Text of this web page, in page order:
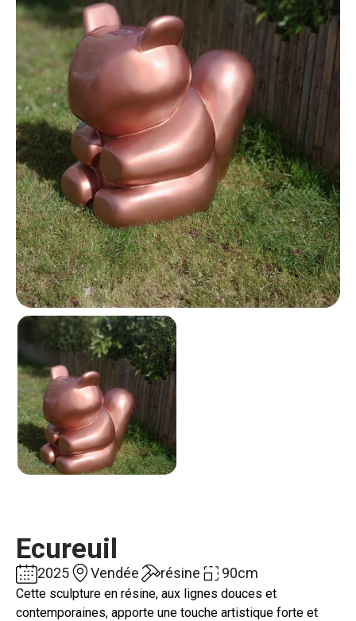
Ecureuil
2025 Vendée résine 90cm
Cette sculpture en résine, aux lignes douces et
contemporaines, apporte une touche artistique forte et